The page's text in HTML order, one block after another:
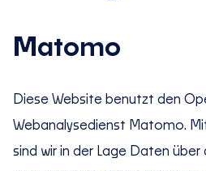
Matomo
Diese Website benutzt den
Webanalysedienst Matomo.
sind wir in der Lage Daten über